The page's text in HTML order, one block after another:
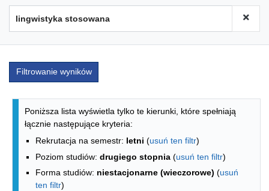
Filtrowanie wyników
Lista kierunków - indeks alfabetyczny
Poniższa lista wyświetla tylko te kierunki, które spełniają
łącznie następujące kryteria:
Rekrutacja na semestr: letni (usuń ten filtr)
Poziom studiów: drugiego stopnia (usuń ten filtr)
Forma studiów: niestacjonarne (wieczorowe) (usuń
ten filtr)